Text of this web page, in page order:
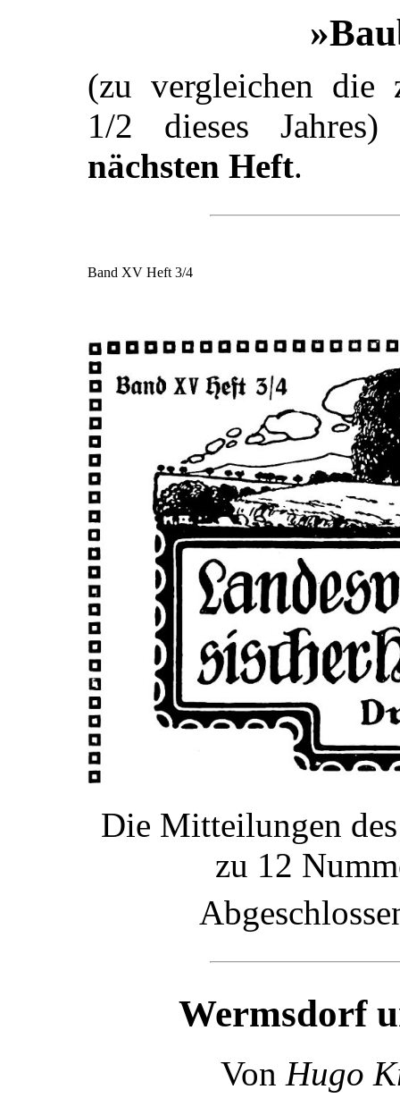
(zu vergleichen die
1/2 dieses
nächsten Heft.
Band XV Heft 3/4
Die Mitteilungen
zu 12
Wermsdorf
Von Hugo